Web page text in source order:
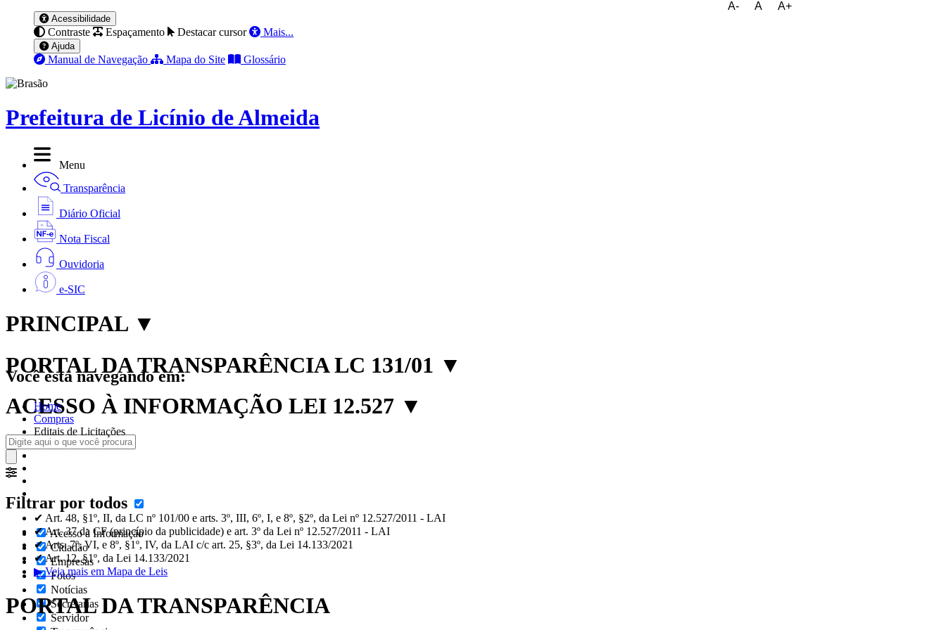
A- A A+
Acessibilidade
Contraste Espaçamento Destacar cursor Mais...
Ajuda
Manual de Navegação Mapa do Site Glossário
Prefeitura de Licínio de Almeida
Menu
Transparência
Diário Oficial
Nota Fiscal
Ouvidoria
e-SIC
PRINCIPAL ▼
PORTAL DA TRANSPARÊNCIA LC 131/01 ▼
ACESSO À INFORMAÇÃO LEI 12.527 ▼
Filtrar por todos
Acesso à Informação
Cidadão
Empresas
Fotos
Notícias
Secretarias
Servidor
Você está navegando em:
Home
Compras
Editais de Licitações
✔ Art. 48, §1º, II, da LC nº 101/00 e arts. 3º, III, 6º, I, e 8º, §2º, da Lei nº 12.527/2011 - LAI
✔ Art. 37 da CF (princípio da publicidade) e art. 3º da Lei nº 12.527/2011 - LAI
✔ Arts. 7º, VI, e 8º, §1º, IV, da LAI c/c art. 25, §3º, da Lei 14.133/2021
✔ Art. 12, §1º, da Lei 14.133/2021
▶ Veja mais em Mapa de Leis
PORTAL DA TRANSPARÊNCIA